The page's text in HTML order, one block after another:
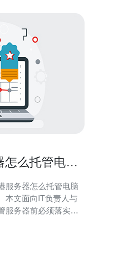
怎么托管电脑
服务器怎么托管电脑
本文面向IT负责人与
服务器前必须落实的
）搜索下被相关人员